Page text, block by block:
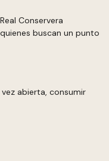
Conservera
buscan un punto
abierta, consumir